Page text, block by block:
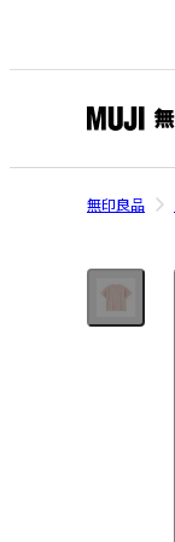
印
良
ネ
ッ
ト
無印良品